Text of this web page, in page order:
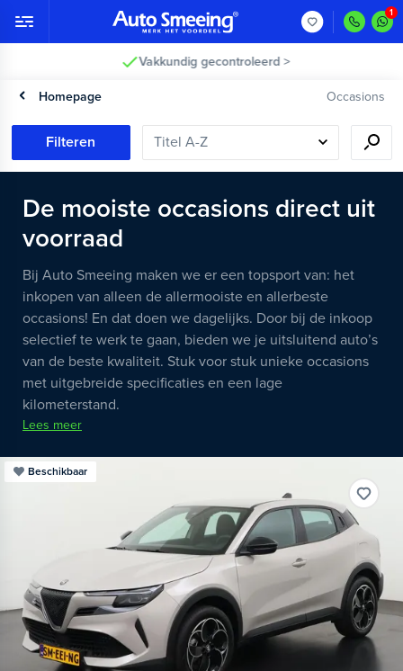
Vakkundig gecontroleerd >
Homepage Occasions
Filteren
De mooiste occasions direct uit
voorraad
Bij Auto Smeeing maken we er een topsport van: het
inkopen van alleen de allermooiste en allerbeste
occasions! En dat doen we dagelijks. Door bij de inkoop
selectief te werk te gaan, bieden we je uitsluitend auto’s
van de beste kwaliteit. Stuk voor stuk unieke occasions
met uitgebreide specificaties en een lage
kilometerstand.
Lees meer
Beschikbaar